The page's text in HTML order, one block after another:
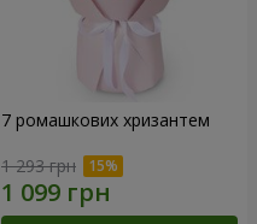
7 ромашкових хризантем
1 293 грн